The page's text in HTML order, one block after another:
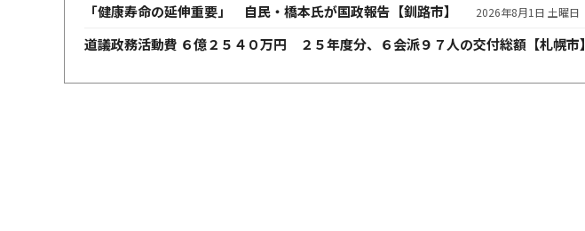
「健康寿命の延伸重要」 自民・橋本氏が国政報告【釧路市】 2026年8月1日 土曜日
道議政務活動費 ６億２５４０万円 ２５年度分、６会派９７人の交付総額【札幌市】